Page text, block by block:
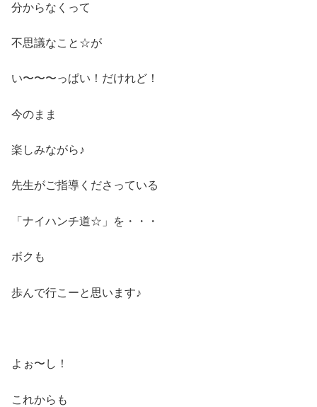
分からなくって
不思議なこと☆が
い〜〜〜っぱい！だけれど！
今のまま
楽しみながら♪
先生がご指導くださっている
「ナイハンチ道☆」を・・・
ボクも
歩んで行こーと思います♪
よぉ〜し！
これからも